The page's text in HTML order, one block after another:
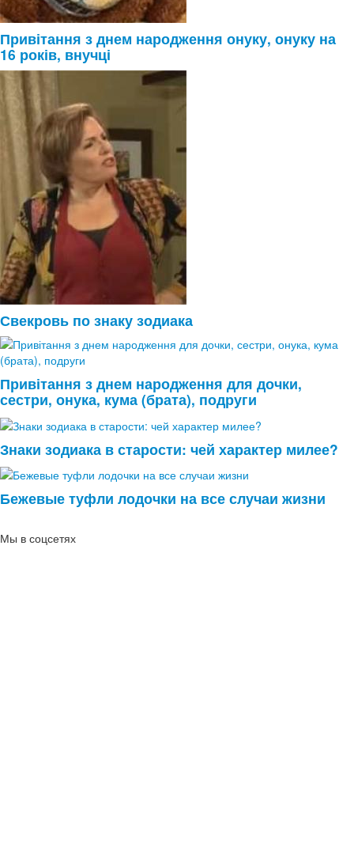
Привітання з днем народження онуку, онуку на
16 років, внучці
Свекровь по знаку зодиака
Привітання з днем народження для дочки,
сестри, онука, кума (брата), подруги
Знаки зодиака в старости: чей характер милее?
Бежевые туфли лодочки на все случаи жизни
Мы в соцсетях